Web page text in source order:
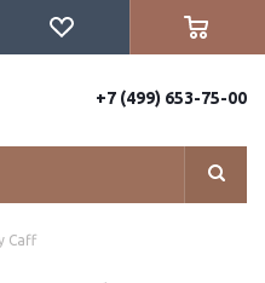
+7 (499) 653-75-00
Caff